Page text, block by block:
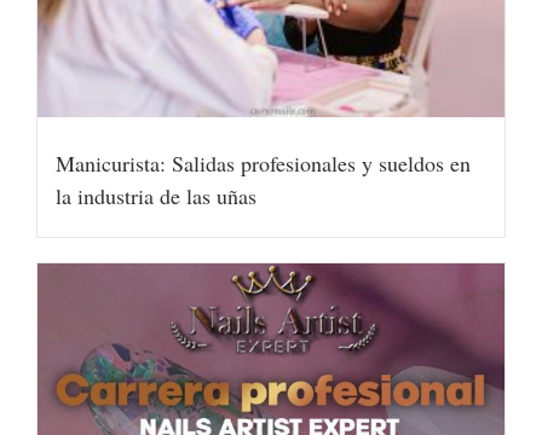
Manicurista: Salidas profesionales y sueldos en
la industria de las uñas